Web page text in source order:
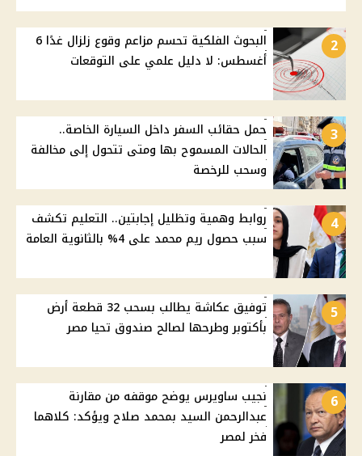
2
البحوث الفلكية تحسم مزاعم وقوع زلزال غدًا 6
أغسطس: لا دليل علمي على التوقعات
3
حمل حقائب السفر داخل السيارة الخاصة..
الحالات المسموح بها ومتى تتحول إلى مخالفة
وسحب للرخصة
4
روابط وهمية وتظليل إجابتين.. التعليم تكشف
سبب حصول ريم محمد على 4% بالثانوية العامة
5
توفيق عكاشة يطالب بسحب 32 قطعة أرض
بأكتوبر وطرحها لصالح صندوق تحيا مصر
6
نجيب ساويرس يوضح موقفه من مقارنة
عبدالرحمن السيد بمحمد صلاح ويؤكد: كلاهما
فخر لمصر